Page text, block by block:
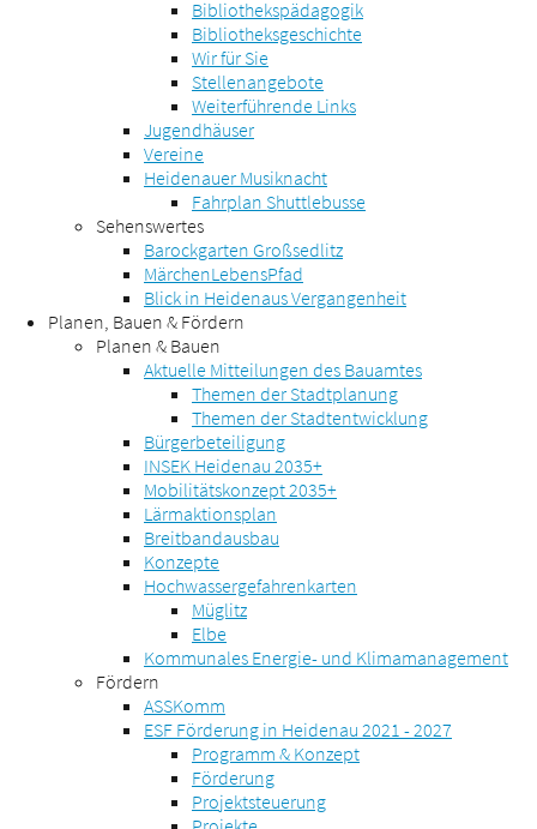
Bibliothekspädagogik
Bibliotheksgeschichte
Wir für Sie
Stellenangebote
Weiterführende Links
Jugendhäuser
Vereine
Heidenauer Musiknacht
Fahrplan Shuttlebusse
Sehenswertes
Barockgarten Großsedlitz
MärchenLebensPfad
Blick in Heidenaus Vergangenheit
Planen, Bauen & Fördern
Planen & Bauen
Aktuelle Mitteilungen des Bauamtes
Themen der Stadtplanung
Themen der Stadtentwicklung
Bürgerbeteiligung
INSEK Heidenau 2035+
Mobilitätskonzept 2035+
Lärmaktionsplan
Breitbandausbau
Konzepte
Hochwassergefahrenkarten
Müglitz
Elbe
Kommunales Energie- und Klimamanagement
Fördern
ASSKomm
ESF Förderung in Heidenau 2021 - 2027
Programm & Konzept
Förderung
Projektsteuerung